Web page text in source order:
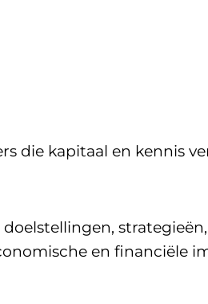
die kapitaal en kennis
en financiële